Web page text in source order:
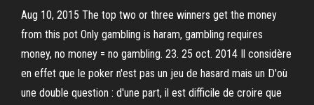
Aug 10, 2015 The top two or three winners get the money
from this pot Only gambling is haram, gambling requires
money, no money = no gambling. 23. 25 oct. 2014 Il considère
en effet que le poker n'est pas un jeu de hasard mais un D'où
une double question : d'une part, il est difficile de croire que